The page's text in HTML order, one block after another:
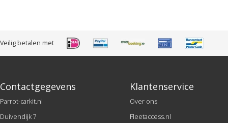
Veilig betalen met
Contactgegevens
Parrot-carkit.nl
Duivendijk 7
Klantenservice
Over ons
Fleetaccess.nl